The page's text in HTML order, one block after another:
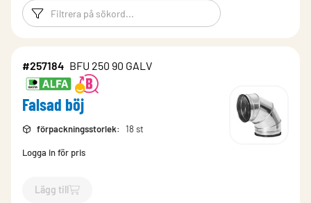
Filtreringsord Filtrera
#257184 BFU 250 90 GALV
Falsad böj
förpackningsstorlek: 18 st
Logga in för pris
Lägg till
`$Lägg till